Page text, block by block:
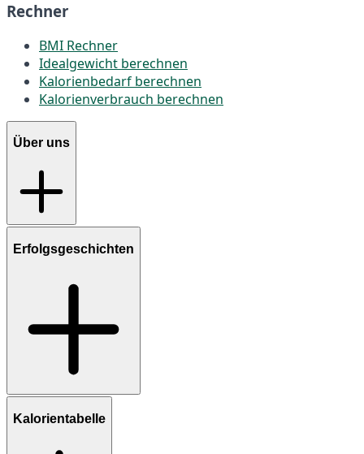
Rechner
BMI Rechner
Idealgewicht berechnen
Kalorienbedarf berechnen
Kalorienverbrauch berechnen
Über uns
Erfolgsgeschichten
Kalorientabelle